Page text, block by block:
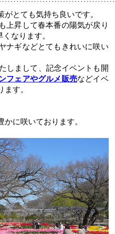
とても気持ち良いです。
上昇して春本番の陽気が戻り
なります。
ナギなどとてもきれいに咲い
しまして、記念イベントも開
フェアやグルメ販売などイベ
す。
に咲いております。